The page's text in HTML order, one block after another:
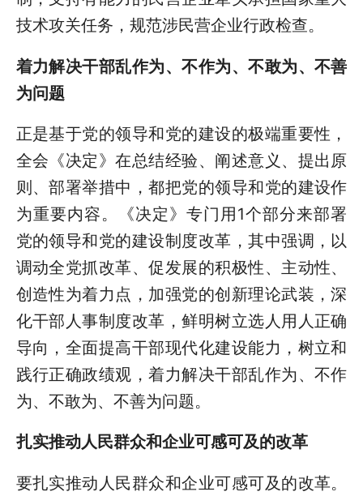
技术攻关任务，规范涉民营企业行政检查。
着力解决干部乱作为、不作为、不敢为、不善
为问题
正是基于党的领导和党的建设的极端重要性，
全会《决定》在总结经验、阐述意义、提出原
则、部署举措中，都把党的领导和党的建设作
为重要内容。《决定》专门用1个部分来部署
党的领导和党的建设制度改革，其中强调，以
调动全党抓改革、促发展的积极性、主动性、
创造性为着力点，加强党的创新理论武装，深
化干部人事制度改革，鲜明树立选人用人正确
导向，全面提高干部现代化建设能力，树立和
践行正确政绩观，着力解决干部乱作为、不作
为、不敢为、不善为问题。
扎实推动人民群众和企业可感可及的改革
要扎实推动人民群众和企业可感可及的改革。